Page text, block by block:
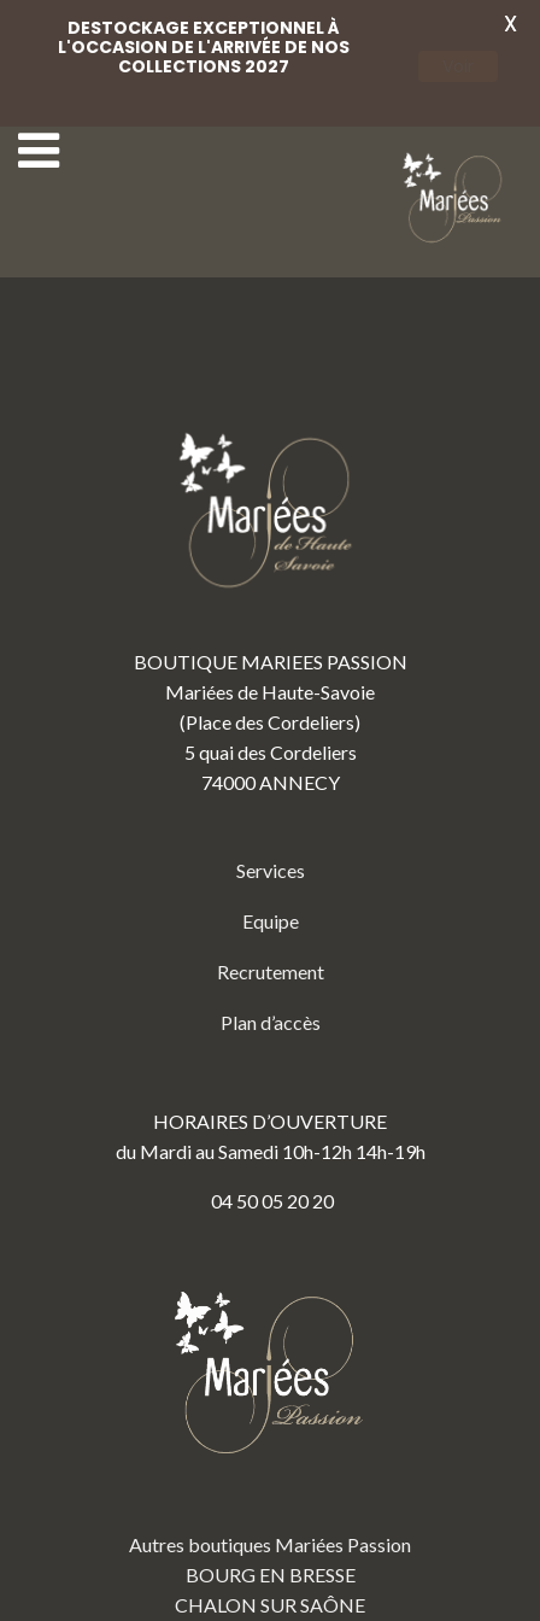
BOUTIQUE MARIEES PASSION
Mariées de Haute-Savoie
(Place des Cordeliers)
5 quai des Cordeliers
74000 ANNECY
Services
Equipe
Recrutement
Plan d’accès
HORAIRES D’OUVERTURE
du Mardi au Samedi 10h-12h 14h-19h
04 50 05 20 20
Autres boutiques Mariées Passion
BOURG EN BRESSE
CHALON SUR SAÔNE
DESTOCKAGE EXCEPTIONNEL À
L'OCCASION DE L'ARRIVÉE DE NOS
COLLECTIONS 2027
X